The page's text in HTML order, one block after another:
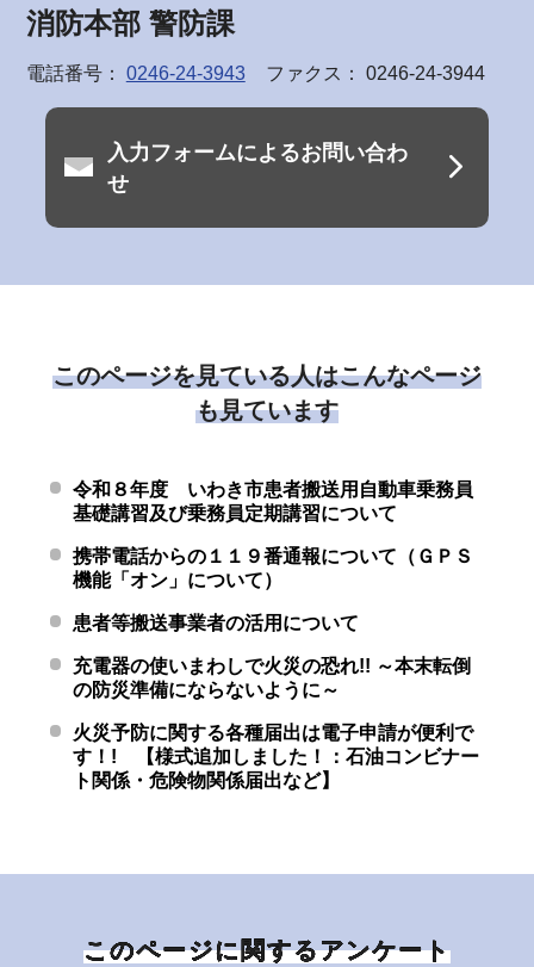
消防本部 警防課
電話番号： 0246-24-3943 ファクス： 0246-24-3944
入力フォームによるお問い合わ
せ
このページを見ている人はこんなページ
も見ています
令和８年度 いわき市患者搬送用自動車乗務員
基礎講習及び乗務員定期講習について
携帯電話からの１１９番通報について（ＧＰＳ
機能「オン」について）
患者等搬送事業者の活用について
充電器の使いまわしで火災の恐れ!! ～本末転倒
の防災準備にならないように～
火災予防に関する各種届出は電子申請が便利で
す！! 【様式追加しました！：石油コンビナー
ト関係・危険物関係届出など】
このページに関するアンケート